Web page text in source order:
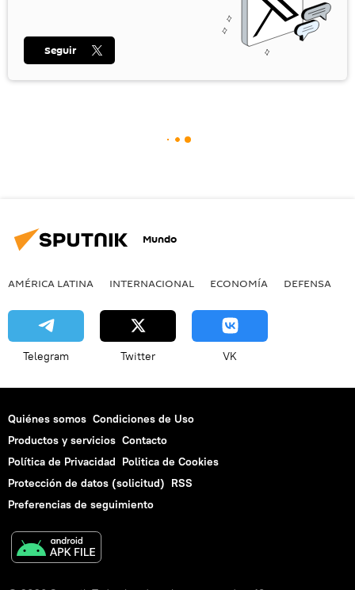
Seguir
Mundo
AMÉRICA LATINA INTERNACIONAL ECONOMÍA DEFENSA
Telegram Twitter VK
Quiénes somos Condiciones de Uso
Productos y servicios Contacto
Política de Privacidad Politica de Cookies
Protección de datos (solicitud) RSS
Preferencias de seguimiento